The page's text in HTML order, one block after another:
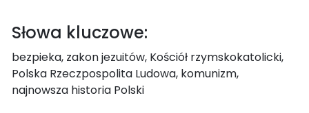
Słowa kluczowe:
bezpieka, zakon jezuitów, Kościół rzymskokatolicki,
Polska Rzeczpospolita Ludowa, komunizm,
najnowsza historia Polski